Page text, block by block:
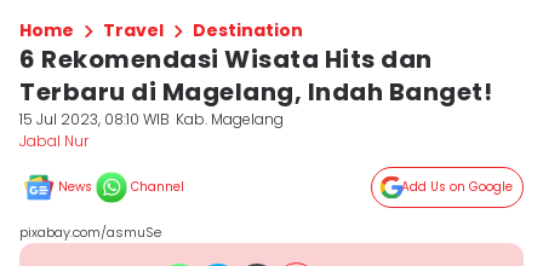
Home Travel Destination
6 Rekomendasi Wisata Hits dan
Terbaru di Magelang, Indah Banget!
15 Jul 2023, 08:10 WIB Kab. Magelang
Jabal Nur
News Channel Add Us on Google
pixabay.com/asmuSe